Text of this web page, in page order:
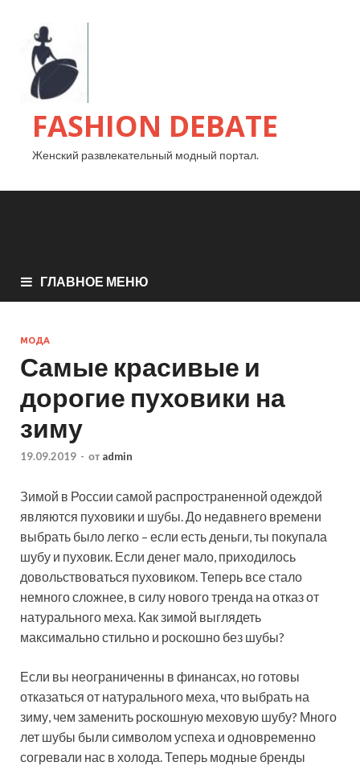
FASHION DEBATE
Женский развлекательный модный портал.
ГЛАВНОЕ МЕНЮ
МОДА
Самые красивые и
дорогие пуховики на
зиму
19.09.2019 - от admin
Зимой в России самой распространенной одеждой
являются пуховики и шубы. До недавнего времени
выбрать было легко – если есть деньги, ты покупала
шубу и пуховик. Если денег мало, приходилось
довольствоваться пуховиком. Теперь все стало
немного сложнее, в силу нового тренда на отказ от
натурального меха. Как зимой выглядеть
максимально стильно и роскошно без шубы?
Если вы неограниченны в финансах, но готовы
отказаться от натурального меха, что выбрать на
зиму, чем заменить роскошную меховую шубу? Много
лет шубы были символом успеха и одновременно
согревали нас в холода. Теперь модные бренды